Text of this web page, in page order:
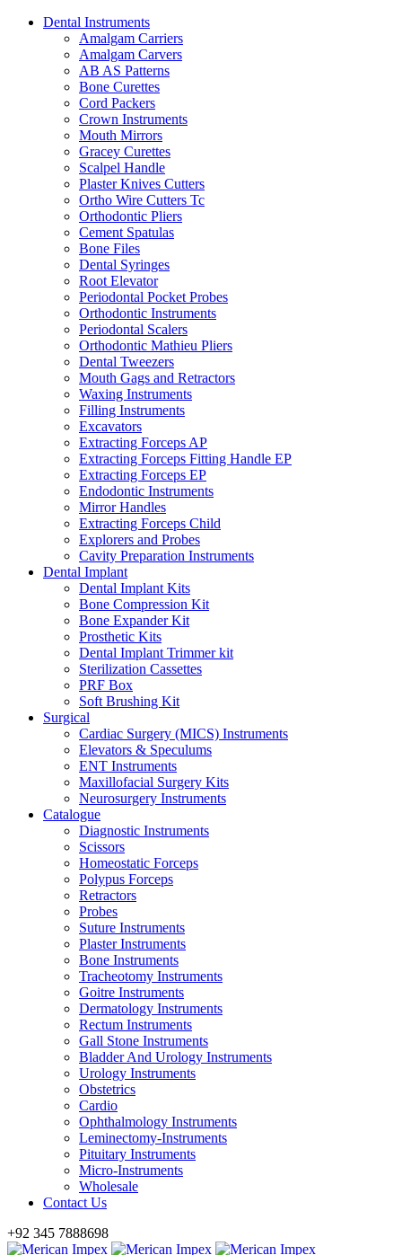
Dental Instruments
Amalgam Carriers
Amalgam Carvers
AB AS Patterns
Bone Curettes
Cord Packers
Crown Instruments
Mouth Mirrors
Gracey Curettes
Scalpel Handle
Plaster Knives Cutters
Ortho Wire Cutters Tc
Orthodontic Pliers
Cement Spatulas
Bone Files
Dental Syringes
Root Elevator
Periodontal Pocket Probes
Orthodontic Instruments
Periodontal Scalers
Orthodontic Mathieu Pliers
Dental Tweezers
Mouth Gags and Retractors
Waxing Instruments
Filling Instruments
Excavators
Extracting Forceps AP
Extracting Forceps Fitting Handle EP
Extracting Forceps EP
Endodontic Instruments
Mirror Handles
Extracting Forceps Child
Explorers and Probes
Cavity Preparation Instruments
Dental Implant
Dental Implant Kits
Bone Compression Kit
Bone Expander Kit
Prosthetic Kits
Dental Implant Trimmer kit
Sterilization Cassettes
PRF Box
Soft Brushing Kit
Surgical
Cardiac Surgery (MICS) Instruments
Elevators & Speculums
ENT Instruments
Maxillofacial Surgery Kits
Neurosurgery Instruments
Catalogue
Diagnostic Instruments
Scissors
Homeostatic Forceps
Polypus Forceps
Retractors
Probes
Suture Instruments
Plaster Instruments
Bone Instruments
Tracheotomy Instruments
Goitre Instruments
Dermatology Instruments
Rectum Instruments
Gall Stone Instruments
Bladder And Urology Instruments
Urology Instruments
Obstetrics
Cardio
Ophthalmology Instruments
Leminectomy-Instruments
Pituitary Instruments
Micro-Instruments
Wholesale
Contact Us
+92 345 7888698